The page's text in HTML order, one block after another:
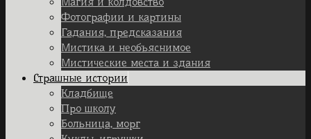
Фотографии и картины
Гадания, предсказания
Мистика и необъяснимое
Мистические места и здания
Страшные истории
Кладбище
Про школу
Больница, морг